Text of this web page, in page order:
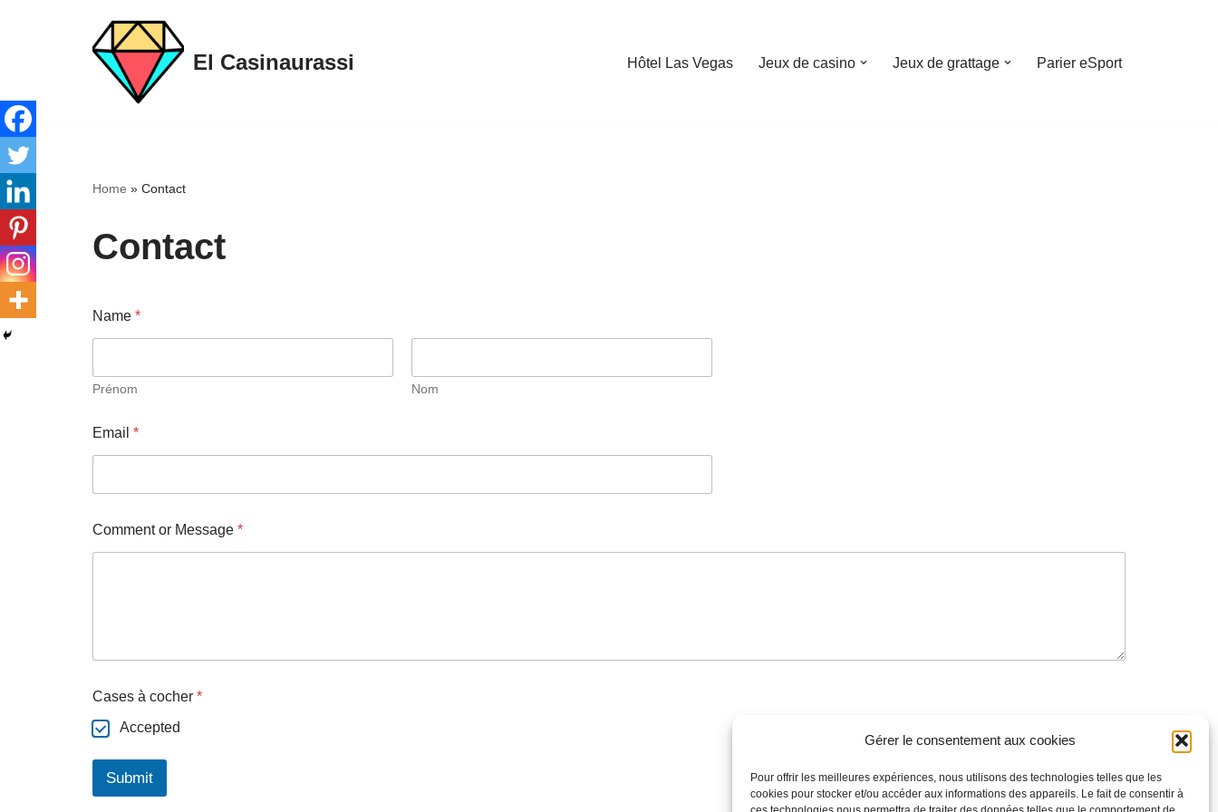
Gérer le consentement aux cookies
Pour offrir les meilleures expériences, nous utilisons des technologies telles que les
cookies pour stocker et/ou accéder aux informations des appareils. Le fait de consentir à
contenu
El Casinaurassi Hôtel Las Vegas Jeux de casino Jeux de grattage Parier eSport
Home » Contact
Contact
Name *
Prénom Nom
Email *
Comment or Message *
Cases à cocher *
Accepted
Submit